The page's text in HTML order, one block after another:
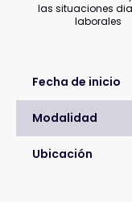
las situaciones
laborales
Fecha de inicio
Modalidad
Ubicación